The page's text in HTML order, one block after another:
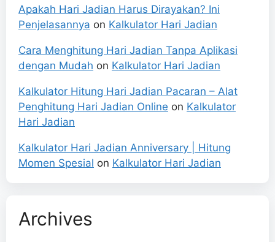
Apakah Hari Jadian Harus Dirayakan? Ini
Penjelasannya on Kalkulator Hari Jadian
Cara Menghitung Hari Jadian Tanpa Aplikasi
dengan Mudah on Kalkulator Hari Jadian
Kalkulator Hitung Hari Jadian Pacaran – Alat
Penghitung Hari Jadian Online on Kalkulator
Hari Jadian
Kalkulator Hari Jadian Anniversary | Hitung
Momen Spesial on Kalkulator Hari Jadian
Archives